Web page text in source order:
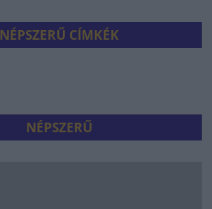
NÉPSZERŰ CÍMKÉK
NÉPSZERŰ